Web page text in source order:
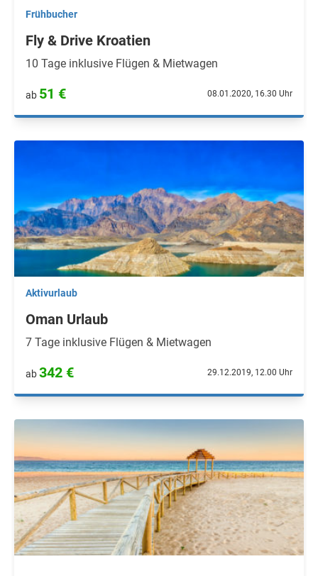
Frühbucher
Fly & Drive Kroatien
10 Tage inklusive Flügen & Mietwagen
ab 51 € 08.01.2020, 16.30 Uhr
Aktivurlaub
Oman Urlaub
7 Tage inklusive Flügen & Mietwagen
ab342 € 29.12.2019, 12.00 Uhr